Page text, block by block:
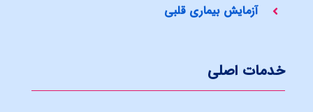
آزمایش بیماری قلبی
خدمات اصلی